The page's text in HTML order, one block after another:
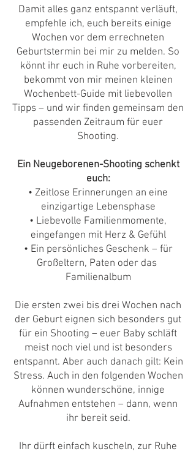
Damit alles ganz entspannt verläuft,
empfehle ich, euch bereits einige
Wochen vor dem errechneten
Geburtstermin bei mir zu melden. So
könnt ihr euch in Ruhe vorbereiten,
bekommt von mir meinen kleinen
Wochenbett-Guide mit liebevollen
Tipps – und wir finden gemeinsam den
passenden Zeitraum für euer
Shooting.
Ein Neugeborenen-Shooting schenkt
euch:
• Zeitlose Erinnerungen an eine
einzigartige Lebensphase
• Liebevolle Familienmomente,
eingefangen mit Herz & Gefühl
• Ein persönliches Geschenk – für
Großeltern, Paten oder das
Familienalbum
Die ersten zwei bis drei Wochen nach
der Geburt eignen sich besonders gut
für ein Shooting – euer Baby schläft
meist noch viel und ist besonders
entspannt. Aber auch danach gilt: Kein
Stress. Auch in den folgenden Wochen
können wunderschöne, innige
Aufnahmen entstehen – dann, wenn
ihr bereit seid.
Ihr dürft einfach kuscheln, zur Ruhe